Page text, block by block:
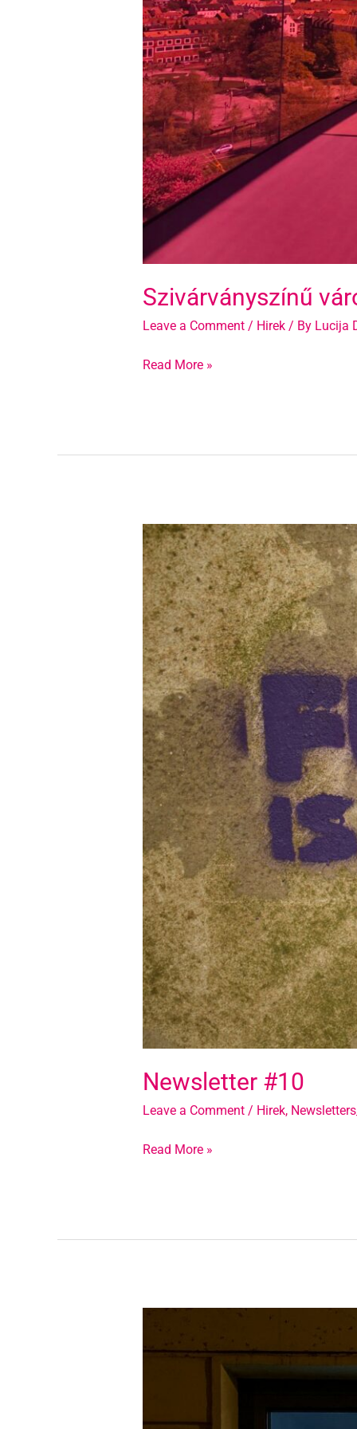
Szivárványszínű
Leave a Comment / Hirek/ By Lucija
Read More »
Newsletter #10
Leave a Comment / Hirek,
Newsletter
#10
Read More »